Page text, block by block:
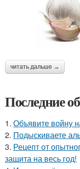
читать дальше →
Последние
1. Объявите войну
2. Подыскиваете
3. Рецепт от
защита на весь год!